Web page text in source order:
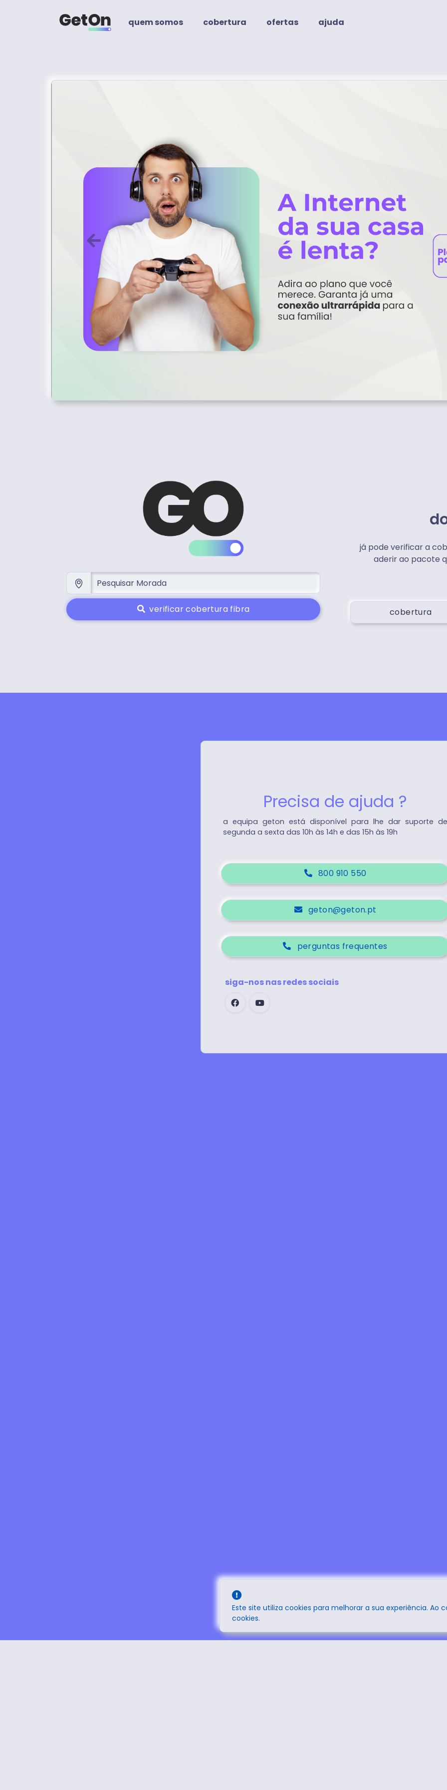
quem somos cobertura ofertas ajuda
Próximo
verificar cobertura fibra
já pode verificar a
aderir ao pacote
cobertura
Precisa de ajuda ?
a equipa geton está disponível para lhe dar suporte de
segunda a sexta das 10h às 14h e das 15h às 19h
800 910 550
geton@geton.pt
perguntas frequentes
siga-nos nas redes sociais
Este site utiliza cookies para melhorar a sua experiência.
cookies.